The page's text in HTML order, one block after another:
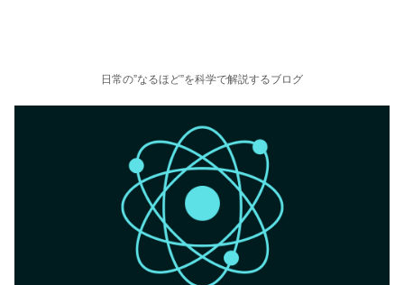
日常の”なるほど”を科学で解説するブログ